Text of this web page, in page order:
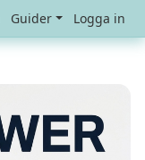
Guider Logga in